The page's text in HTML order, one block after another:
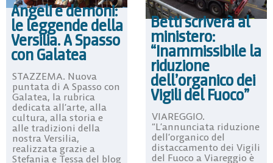
Angeli e demoni:
le leggende della
Versilia. A Spasso
con Galatea
STAZZEMA. Nuova
puntata di A Spasso con
Galatea, la rubrica
dedicata all’arte, alla
cultura, alla storia e
alle tradizioni della
nostra Versilia,
realizzata grazie a
Stefania e Tessa del blog
Betti scriverà al
ministero:
“Inammissibile la
riduzione
dell’organico dei
Vigili del Fuoco”
VIAREGGIO.
“L’annunciata riduzione
dell’organico del
distaccamento dei Vigili
del Fuoco a Viareggio è